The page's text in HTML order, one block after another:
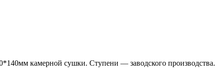
камерной сушки. Ступени — заводского производства.